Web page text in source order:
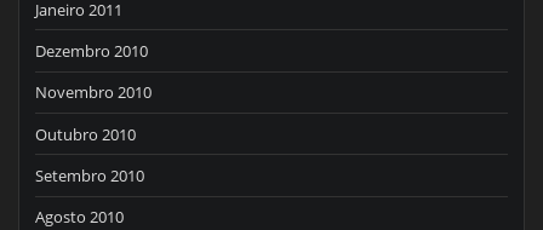
Janeiro 2011
Dezembro 2010
Novembro 2010
Outubro 2010
Setembro 2010
Agosto 2010